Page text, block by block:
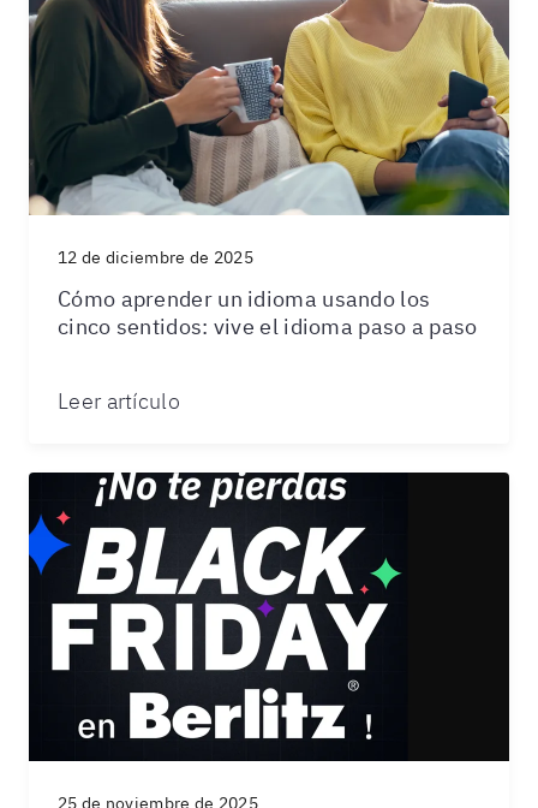
12 de diciembre de 2025
Cómo aprender un idioma usando los
cinco sentidos: vive el idioma paso a paso
Leer artículo
25 de noviembre de 2025